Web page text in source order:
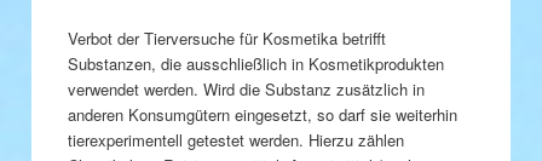
Verbot der Tierversuche für Kosmetika betrifft
Substanzen, die ausschließlich in Kosmetikprodukten
verwendet werden. Wird die Substanz zusätzlich in
anderen Konsumgütern eingesetzt, so darf sie weiterhin
tierexperimentell getestet werden. Hierzu zählen